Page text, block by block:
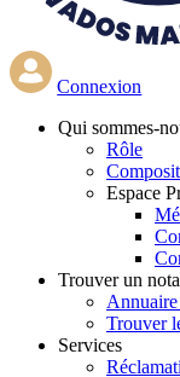
Connexion
Qui sommes-
Rôle
Espace
Trouver un
Annuaire
Trouver
Services